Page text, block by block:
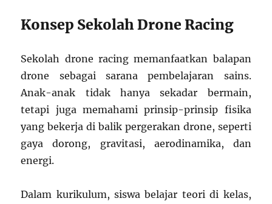
Konsep Sekolah Drone Racing
Sekolah drone racing memanfaatkan balapan
drone sebagai sarana pembelajaran sains.
Anak-anak tidak hanya sekadar bermain,
tetapi juga memahami prinsip-prinsip fisika
yang bekerja di balik pergerakan drone, seperti
gaya dorong, gravitasi, aerodinamika, dan
energi.
Dalam kurikulum, siswa belajar teori di kelas,